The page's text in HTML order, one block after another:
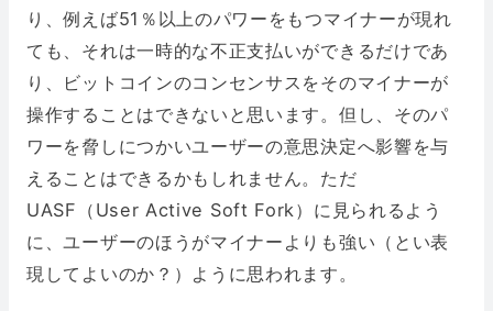
り、例えば51％以上のパワーをもつマイナーが現れ
ても、それは一時的な不正支払いができるだけであ
り、ビットコインのコンセンサスをそのマイナーが
操作することはできないと思います。但し、そのパ
ワーを脅しにつかいユーザーの意思決定へ影響を与
えることはできるかもしれません。ただ
UASF（User Active Soft Fork）に見られるよう
に、ユーザーのほうがマイナーよりも強い（とい表
現してよいのか？）ように思われます。